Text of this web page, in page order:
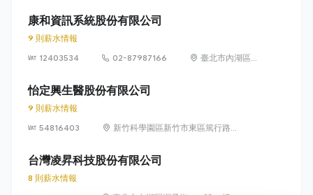
康和資訊系統股份有限公司
9 則薪水情報
12403534
02-87987166
臺北市內湖區瑞
怡定興生醫股份有限公司
9 則薪水情報
54816403
新竹科學園區新竹市東區篤行路6
台灣凌昇科技股份有限公司
8 則薪水情報